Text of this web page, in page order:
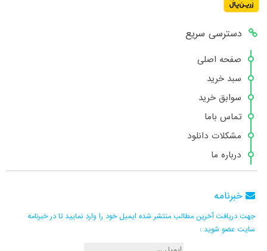
دسترسی سریع
صفحه اصلی
سبد خرید
سوابق خرید
تماس باما
مشکلات دانلود
درباره ما
خبرنامه
جهت دریافت آخرین مطالب منتشر شده ایمیل خود را وارد نمایید تا در خبرنامه
سایت عضو شوید :